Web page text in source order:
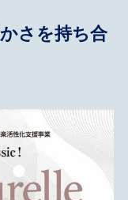
さを持ち合